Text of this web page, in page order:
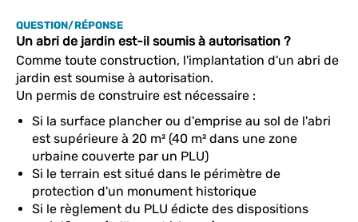
QUESTION/RÉPONSE
Un abri de jardin est-il soumis à autorisation ?
Comme toute construction, l'implantation d'un abri de
jardin est soumise à autorisation.
Un permis de construire est nécessaire :
Si la surface plancher ou d'emprise au sol de l'abri
est supérieure à 20 m² (40 m² dans une zone
urbaine couverte par un PLU)
Si le terrain est situé dans le périmètre de
protection d'un monument historique
Si le règlement du PLU édicte des dispositions